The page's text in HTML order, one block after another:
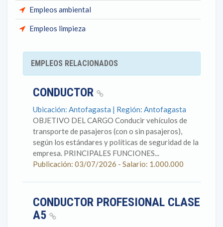
Empleos ambiental
Empleos limpieza
EMPLEOS RELACIONADOS
CONDUCTOR
Ubicación: Antofagasta | Región: Antofagasta
OBJETIVO DEL CARGO Conducir vehículos de
transporte de pasajeros (con o sin pasajeros),
según los estándares y políticas de seguridad de la
empresa. PRINCIPALES FUNCIONES...
Publicación: 03/07/2026 - Salario: 1.000.000
CONDUCTOR PROFESIONAL CLASE
A5